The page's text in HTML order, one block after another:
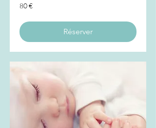
80
euros
80 €
Réserver